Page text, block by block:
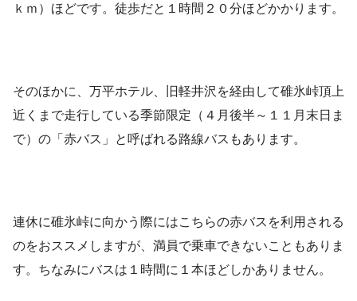
ｋｍ）ほどです。徒歩だと１時間２０分ほどかかります。
そのほかに、万平ホテル、旧軽井沢を経由して碓氷峠頂上
近くまで走行している季節限定（４月後半～１１月末日ま
で）の「赤バス」と呼ばれる路線バスもあります。
連休に碓氷峠に向かう際にはこちらの赤バスを利用される
のをおススメしますが、満員で乗車できないこともありま
す。ちなみにバスは１時間に１本ほどしかありません。